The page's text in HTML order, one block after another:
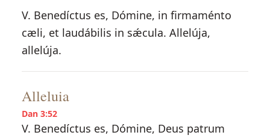
V. Benedíctus es, Dómine, in firmaménto
cæli, et laudábilis in sǽcula. Allelúja,
allelúja.
Alleluia
Dan 3:52
V. Benedíctus es, Dómine, Deus patrum